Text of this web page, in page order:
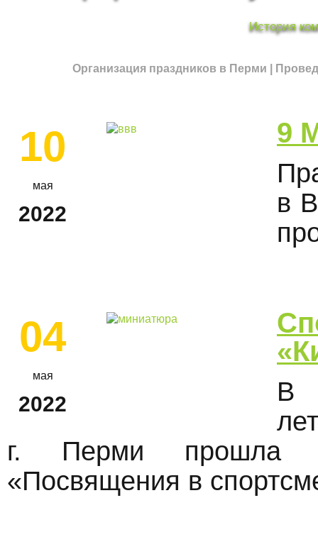
История
Организация праздников в Перми
10
мая
2022
9
в
04
мая
2022
В
г. Перми прошла
«Посвящения в